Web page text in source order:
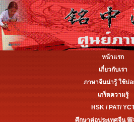
หน้าแรก
เกี่ยวกับเรา
ภาษาจีนน่ารู้ ใช้บ่
เกร็ดความรู้
HSK / PAT/
ศึกษาต่อประเทศจีน 留